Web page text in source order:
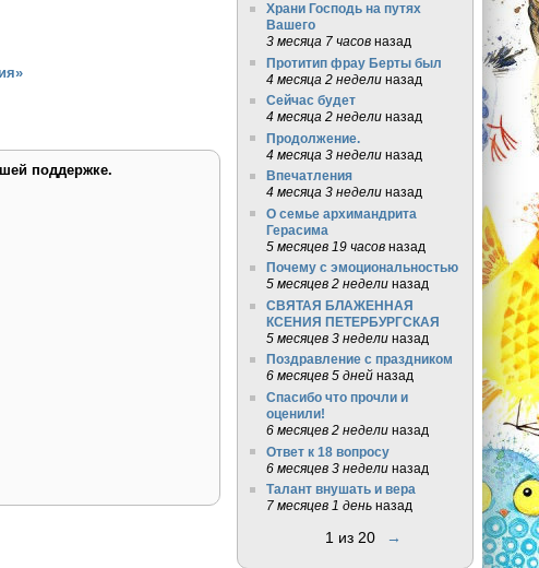
поддержке.
Храни Господь на путях
Вашего
3 месяца 7 часовназад
Протитип фрау Берты был
4 месяца 2 неделиназад
Сейчас будет
4 месяца 2 неделиназад
Продолжение.
4 месяца 3 неделиназад
Впечатления
4 месяца 3 неделиназад
О семье архимандрита
Герасима
5 месяцев 19 часовназад
Почему с эмоциональностью
5 месяцев 2 неделиназад
СВЯТАЯ БЛАЖЕННАЯ
КСЕНИЯ ПЕТЕРБУРГСКАЯ
5 месяцев 3 неделиназад
Поздравление с праздником
6 месяцев 5 днейназад
Спасибо что прочли и
оценили!
6 месяцев 2 неделиназад
Ответ к 18 вопросу
6 месяцев 3 неделиназад
Талант внушать и вера
7 месяцев 1 деньназад
1 из 20 →